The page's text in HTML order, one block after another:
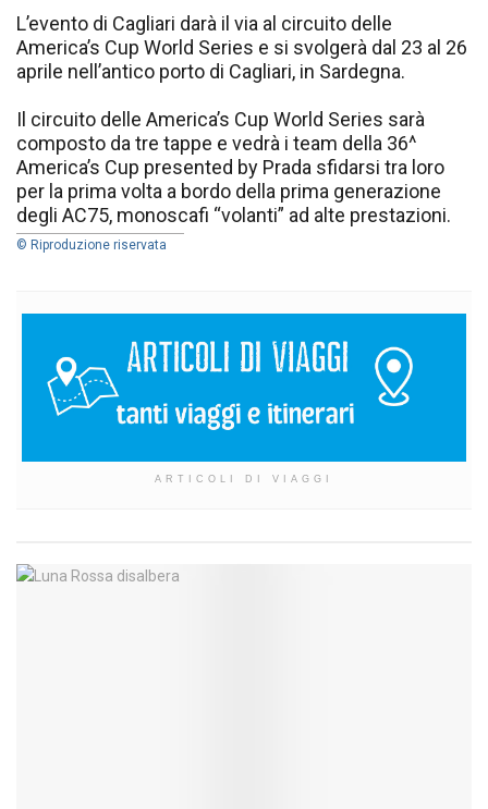
L’evento di Cagliari darà il via al circuito delle
America’s Cup World Series e si svolgerà dal 23 al 26
aprile nell’antico porto di Cagliari, in Sardegna.
Il circuito delle America’s Cup World Series sarà
composto da tre tappe e vedrà i team della 36^
America’s Cup presented by Prada sfidarsi tra loro
per la prima volta a bordo della prima generazione
degli AC75, monoscafi “volanti” ad alte prestazioni.
© Riproduzione riservata
ARTICOLI DI VIAGGI